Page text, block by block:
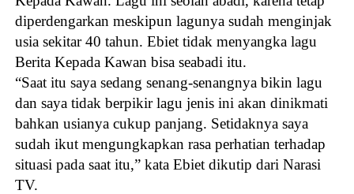
diperdengarkan meskipun lagunya sudah menginjak
usia sekitar 40 tahun. Ebiet tidak menyangka lagu
Berita Kepada Kawan bisa seabadi itu.
“Saat itu saya sedang senang-senangnya bikin lagu
dan saya tidak berpikir lagu jenis ini akan dinikmati
bahkan usianya cukup panjang. Setidaknya saya
sudah ikut mengungkapkan rasa perhatian terhadap
situasi pada saat itu,” kata Ebiet dikutip dari Narasi
TV.